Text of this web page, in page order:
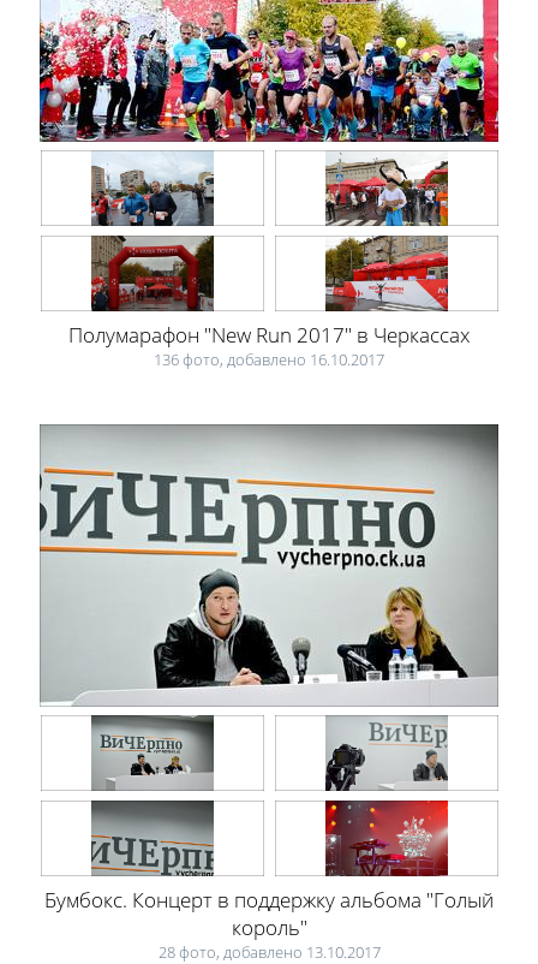
Полумарафон "New Run 2017" в Черкассах
136 фото, добавлено 16.10.2017
Бумбокс. Концерт в поддержку альбома "Голый
король"
28 фото, добавлено 13.10.2017